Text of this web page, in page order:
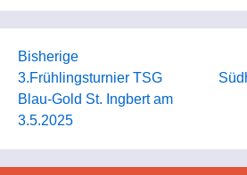
Bisherige
3.Frühlingsturnier TSG
Blau-Gold St. Ingbert am
3.5.2025